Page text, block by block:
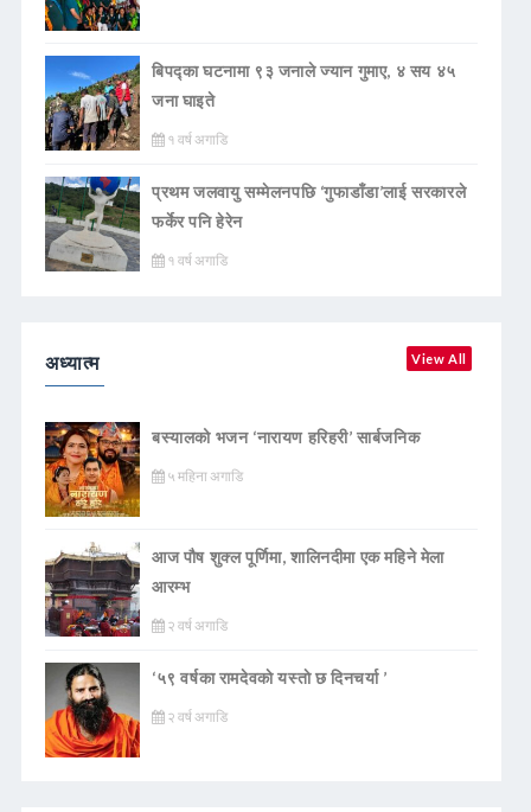
बिपद्का घटनामा ९३ जनाले ज्यान गुमाए, ४ सय ४५
जना घाइते
१ वर्ष अगाडि
प्रथम जलवायु सम्मेलनपछि ‘गुफाडाँडा’लाई सरकारले
फर्केर पनि हेरेन
१ वर्ष अगाडि
अध्यात्म View All
बस्यालको भजन ‘नारायण हरिहरी’ सार्बजनिक
५ महिना अगाडि
आज पौष शुक्ल पूर्णिमा, शालिनदीमा एक महिने मेला
आरम्भ
२ वर्ष अगाडि
‘५९ वर्षका रामदेवकाे यस्ताे छ दिनचर्या ’
२ वर्ष अगाडि